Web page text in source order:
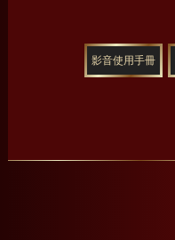
影音使用手冊